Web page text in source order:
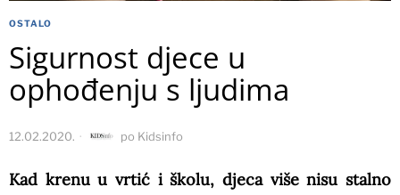
OSTALO
Sigurnost djece u
ophođenju s ljudima
12.02.2020. po Kidsinfo
Kad krenu u vrtić i školu, djeca više nisu stalno